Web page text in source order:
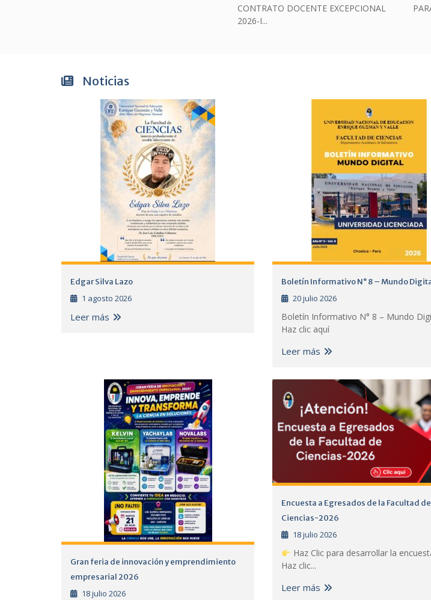
CONTRATO DOCENTE EXCEPCIONAL
2026-I...
Noticias
Edgar Silva Lazo
1 agosto 2026
Leer más
Boletín Informativo N° 8 – Mundo
20 julio 2026
Boletín Informativo N° 8 – Mundo
Haz clic aquí
Leer más
Gran feria de innovación y emprendimiento
empresarial 2026
18 julio 2026
Encuesta a Egresados de la Facultad de
Ciencias-2026
18 julio 2026
Haz Clic para desarrollar la
Haz clic...
Leer más